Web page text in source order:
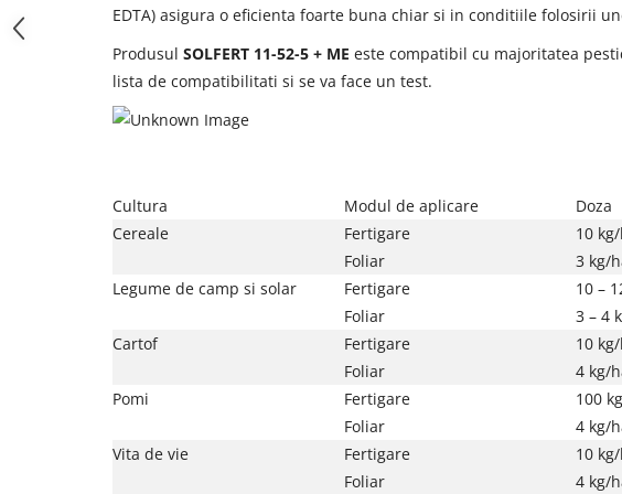
EDTA) asigura o eficienta foarte buna chiar si in conditiile folosirii
Produsul SOLFERT 11-52-5 + ME este compatibil cu majoritatea
lista de compatibilitati si se va face un test.
Cultura Modul de aplicare Doza
Cereale
Fertigare
Foliar
10
3 kg/
Legume de camp si solar
Fertigare
Foliar
10 –
3 – 4
Cartof
Fertigare
Foliar
10
4 kg/
Pomi
Fertigare
Foliar
100
4 kg/
Vita de vie
Fertigare
Foliar
10
4 kg/